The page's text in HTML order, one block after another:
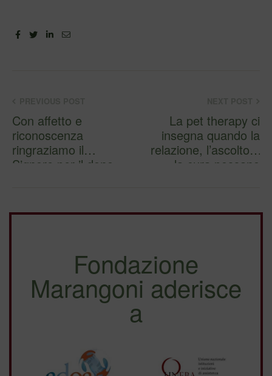
FacebookTwitterLinkedin
Email
Con affetto e
riconoscenza
ringraziamo il
Signore per il dono
La pet therapy ci
insegna quando la
relazione, l’ascolto e
la cura possano
Fondazione
Marangoni aderisce
a